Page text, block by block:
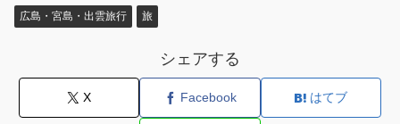
広島・宮島・出雲旅行 旅
シェアする
X Facebook はてブ